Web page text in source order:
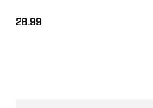
26.99